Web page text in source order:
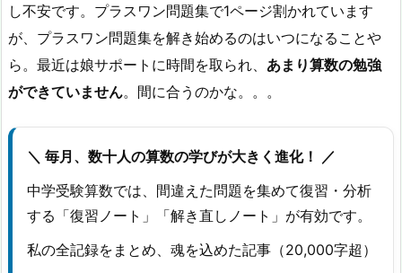
し不安です。プラスワン問題集で1ページ割かれています
が、プラスワン問題集を解き始めるのはいつになることや
ら。最近は娘サポートに時間を取られ、 あまり算数の勉強
ができていません。間に合うのかな。。。
＼ 毎月、数十人の算数の学びが大きく進化！ ／
中学受験算数では、間違えた問題を集めて復習・分析
する「復習ノート」「解き直しノート」が有効です。
私の全記録をまとめ、魂を込めた記事（20,000字超）